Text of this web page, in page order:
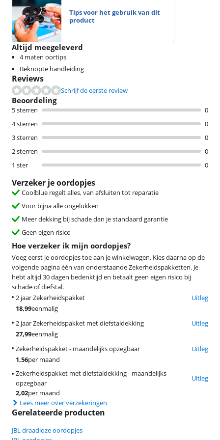
Tips voor het gebruik van dit
product
Altijd meegeleverd
4 maten oortips
Beknopte handleiding
Reviews
Schrijf de eerste review
Beoordeling
5 sterren
0
4 sterren
0
3 sterren
0
2 sterren
0
1 ster
0
Verzeker je oordopjes
Coolblue regelt alles, van afsluiten tot reparatie
Voor bijna alle ongelukken
Meer dekking bij schade dan je standaard garantie
Geen eigen risico
Hoe verzeker ik mijn oordopjes?
Voeg eerst je oordopjes toe aan je winkelwagen. Kies daarna op de
volgende pagina één van onderstaande Zekerheidspakketten. Je
hebt altijd 30 dagen bedenktijd en betaalt geen eigen risico bij
schade of diefstal.
2 jaar Zekerheidspakket
Uitleg
18,99eenmalig
2 jaar Zekerheidspakket met diefstaldekking
Uitleg
27,99eenmalig
Zekerheidspakket - maandelijks opzegbaar
Uitleg
1,56per maand
Zekerheidspakket met diefstaldekking - maandelijks
opzegbaar
Uitleg
2,02per maand
Lees meer over verzekeringen
Gerelateerde producten
JBL draadloze oordopjes